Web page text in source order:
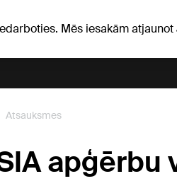
Mēs iesakām
Atsauksmes
apģērbu